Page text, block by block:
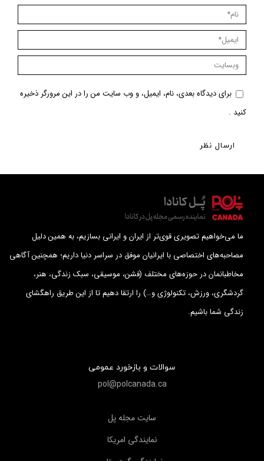
نام *
ایمیل *
وبسایت
برای دیدگاه بعدی، نام، ایمیل، و وب سایت من را در این مرورگر ذخیره
کنید .
ارسال نظر
ما می‌خواهیم تصویری قوی‌تر از ایران و ایرانی بسازیم، به همین دلیل
مصاحبه‌های اختصاصی با ایرانیان موفق در سراسر دنیا داریم؛ همچنین آگاهی
مخاطبانمان در حوزه‌های مختلف (فشن، موسیقی، سبک زندگی، هنر،
گردشگری، ورزش، تکنولوژی و…) را ارتقا دهیم تا از این طریق راهگشای
زندگی شما باشیم.
سوالات و بازخورد عمومی
pol@polcanada.ca
سايت مجله پل
نمايندگي امريكا